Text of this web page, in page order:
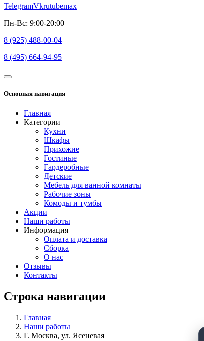
TelegramVkrutubemax
Пн-Вс: 9:00-20:00
8 (925) 488-00-04
8 (495) 664-94-95
Основная навигация
Главная
Категории
Кухни
Шкафы
Прихожие
Гостиные
Гардеробные
Детские
Мебель для ванной комнаты
Рабочие зоны
Комоды и тумбы
Акции
Наши работы
Информация
Оплата и доставка
Сборка
О нас
Отзывы
Контакты
Строка навигации
Главная
Наши работы
Г. Москва, ул. Ясеневая